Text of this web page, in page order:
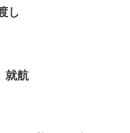
し
就航